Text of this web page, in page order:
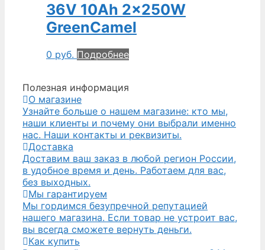
36V 10Ah 2x250W
GreenCamel
0 руб. Подробнее
Полезная информация
О магазине
Узнайте больше о нашем магазине: кто мы,
наши клиенты и почему они выбрали именно
нас. Наши контакты и реквизиты.
Доставка
Доставим ваш заказ в любой регион России,
в удобное время и день. Работаем для вас,
без выходных.
Мы гарантируем
Мы гордимся безупречной репутацией
нашего магазина. Если товар не устроит вас,
вы всегда сможете вернуть деньги.
Как купить